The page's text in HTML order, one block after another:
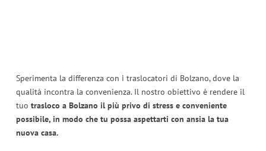
Sperimenta la differenza con i traslocatori di Bolzano, dove la
qualità incontra la convenienza. Il nostro obiettivo è rendere il
tuo trasloco a Bolzano il più privo di stress e conveniente
possibile, in modo che tu possa aspettarti con ansia la tua
nuova casa.